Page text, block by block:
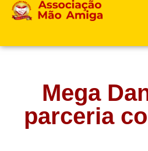
Mega
parceria